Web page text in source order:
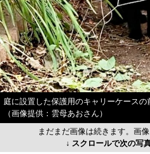
庭に設置した保護用のキャリーケースの
（画像提供：雲母あおさん）
まだまだ画像は続きます。画像
↓ スクロールで次の写